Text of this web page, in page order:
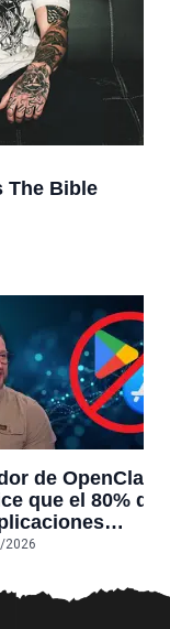
de OpenClaw
que el 80% de
las
2026